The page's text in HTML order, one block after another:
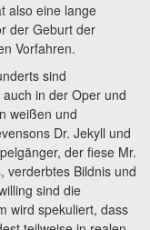
also eine lange
der Geburt der
Vorfahren.
sind
in der Oper und
weißen und
Dr. Jekyll und
der fiese Mr.
verderbtes Bildnis und
sind die
wird spekuliert, dass